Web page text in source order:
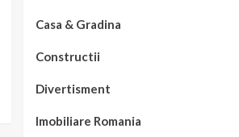
Casa & Gradina
Constructii
Divertisment
Imobiliare Romania